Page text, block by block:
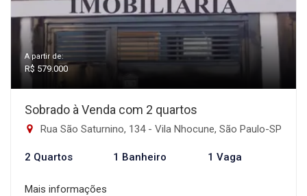
A partir de:
R$ 579.000
Sobrado à Venda com 2 quartos
Rua São Saturnino, 134 - Vila Nhocune, São Paulo-SP
2 Quartos 1 Banheiro 1 Vaga
Mais informações